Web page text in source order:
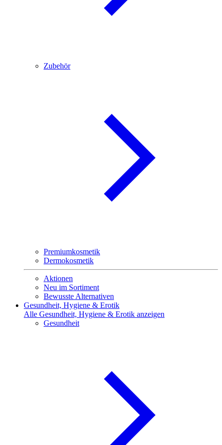
Zubehör
Premiumkosmetik
Dermokosmetik
Aktionen
Neu im Sortiment
Bewusste Alternativen
Gesundheit, Hygiene & Erotik
Alle Gesundheit, Hygiene & Erotik anzeigen
Gesundheit